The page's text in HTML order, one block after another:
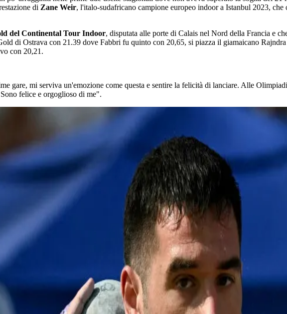
di Zane Weir, l'italo-sudafricano campione europeo indoor a Istanbul 2023, che
del Continental Tour Indoor, disputata alle porte di Calais nel Nord della Francia e
di Ostrava con 21.39 dove Fabbri fu quinto con 20,65, si piazza il giamaicano
con 20,21.
gare, mi serviva un'emozione come questa e sentire la felicità di lanciare. Alle
felice e orgoglioso di me".